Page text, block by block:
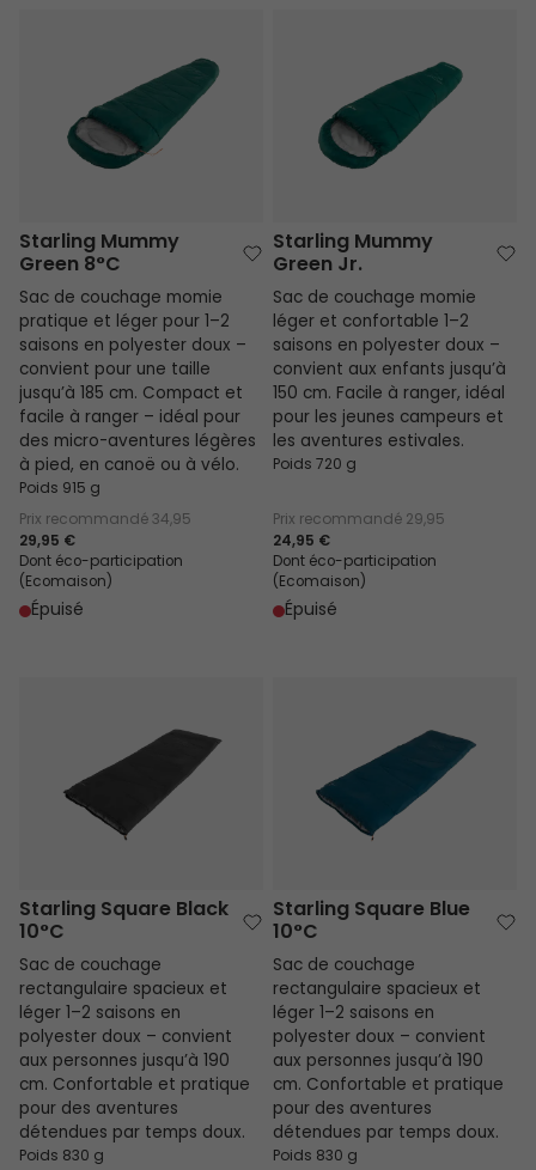
Starling Mummy
Green 8°C
Sac de couchage momie
pratique et léger pour 1–2
saisons en polyester doux –
convient pour une taille
jusqu’à 185 cm. Compact et
facile à ranger – idéal pour
des micro-aventures légères
à pied, en canoë ou à vélo.
Poids 915 g
Prix recommandé 34,95
29,95 €
Dont éco-participation
(Ecomaison)
Épuisé
Starling Mummy
Green Jr.
Sac de couchage momie
léger et confortable 1–2
saisons en polyester doux –
convient aux enfants jusqu’à
150 cm. Facile à ranger, idéal
pour les jeunes campeurs et
les aventures estivales.
Poids 720 g
Prix recommandé 29,95
24,95 €
Dont éco-participation
(Ecomaison)
Épuisé
Starling Square Black
10°C
Sac de couchage
rectangulaire spacieux et
léger 1–2 saisons en
polyester doux – convient
aux personnes jusqu’à 190
cm. Confortable et pratique
pour des aventures
détendues par temps doux.
Poids 830 g
Starling Square Blue
10°C
Sac de couchage
rectangulaire spacieux et
léger 1–2 saisons en
polyester doux – convient
aux personnes jusqu’à 190
cm. Confortable et pratique
pour des aventures
détendues par temps doux.
Poids 830 g